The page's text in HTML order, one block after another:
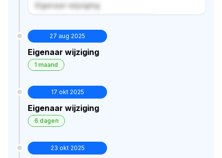
Eigenaar wijziging
27 aug 2025
Eigenaar wijziging
1 maand
17 okt 2025
Eigenaar wijziging
6 dagen
23 okt 2025